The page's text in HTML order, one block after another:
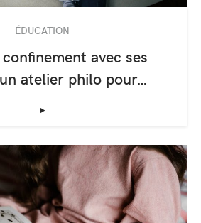
ÉDUCATION
avec ses
atelier philo pour…
‣